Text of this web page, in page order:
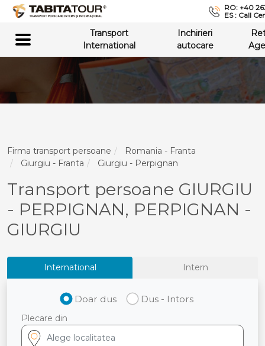
RO: +40
ES : Call
Transport
International
Inchirieri
autocare
Firma transport persoane
Romania - Franta
Giurgiu - Franta
Giurgiu - Perpignan
Transport persoane GIURGIU
- PERPIGNAN, PERPIGNAN -
GIURGIU
International Intern
Doar dus Dus - Intors
Plecare din